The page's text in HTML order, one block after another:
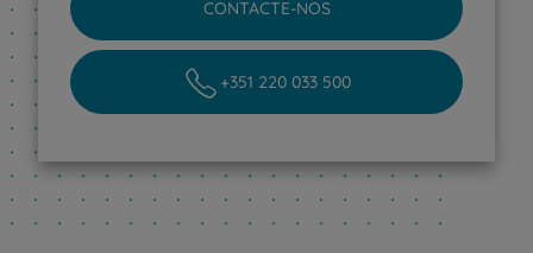
CONTACTE-NOS
+351 220 033 500